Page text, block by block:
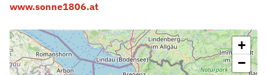
www.sonne1806.at
+
−